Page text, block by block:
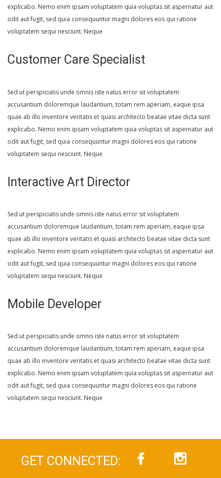
explicabo. Nemo enim ipsam voluptatem quia voluptas sit aspernatur aut
odit aut fugit, sed quia consequuntur magni dolores eos qui ratione
voluptatem sequi nesciunt. Neque
Customer Care Specialist
Sed ut perspiciatis unde omnis iste natus error sit voluptatem
accusantium doloremque laudantium, totam rem aperiam, eaque ipsa
quae ab illo inventore veritatis et quasi architecto beatae vitae dicta sunt
explicabo. Nemo enim ipsam voluptatem quia voluptas sit aspernatur aut
odit aut fugit, sed quia consequuntur magni dolores eos qui ratione
voluptatem sequi nesciunt. Neque
Interactive Art Director
Sed ut perspiciatis unde omnis iste natus error sit voluptatem
accusantium doloremque laudantium, totam rem aperiam, eaque ipsa
quae ab illo inventore veritatis et quasi architecto beatae vitae dicta sunt
explicabo. Nemo enim ipsam voluptatem quia voluptas sit aspernatur aut
odit aut fugit, sed quia consequuntur magni dolores eos qui ratione
voluptatem sequi nesciunt. Neque
Mobile Developer
Sed ut perspiciatis unde omnis iste natus error sit voluptatem
accusantium doloremque laudantium, totam rem aperiam, eaque ipsa
quae ab illo inventore veritatis et quasi architecto beatae vitae dicta sunt
explicabo. Nemo enim ipsam voluptatem quia voluptas sit aspernatur aut
odit aut fugit, sed quia consequuntur magni dolores eos qui ratione
voluptatem sequi nesciunt. Neque
GET CONNECTED: